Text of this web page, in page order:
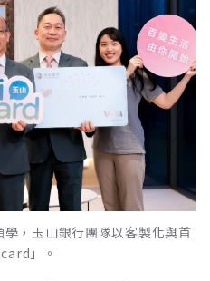
，玉山銀行團隊以客製化與首
」。